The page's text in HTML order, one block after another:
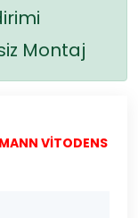
Montaj
VİTODENS